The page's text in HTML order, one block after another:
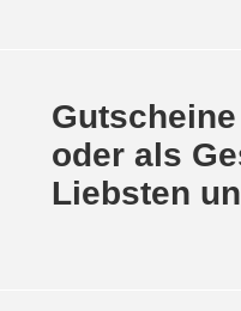
oder als
Liebsten